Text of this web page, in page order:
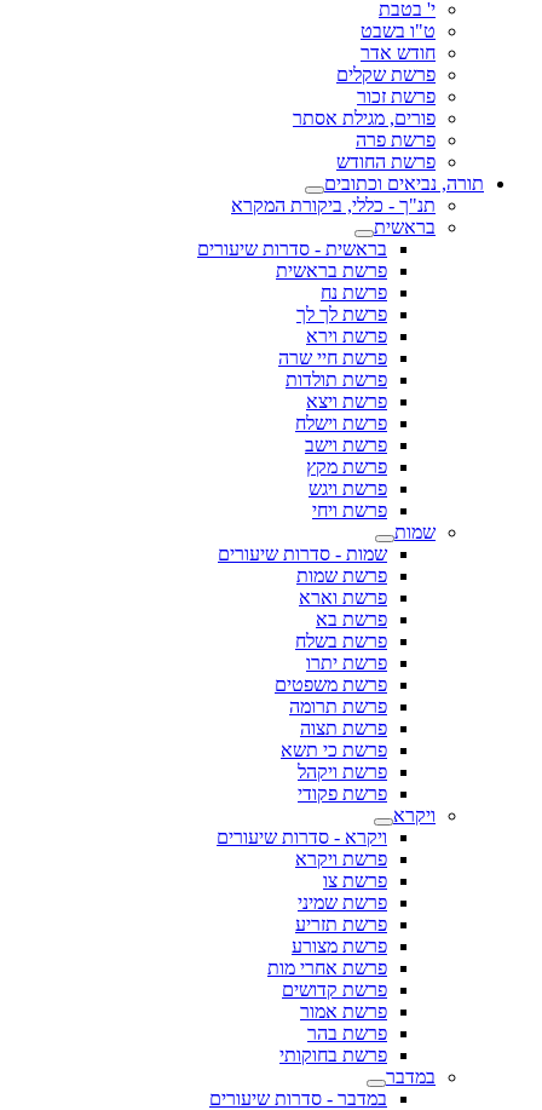
י' בטבת
ט"ו בשבט
חודש אדר
פרשת שקלים
פרשת זכור
פורים, מגילת אסתר
פרשת פרה
פרשת החודש
תורה, נביאים וכתובים
תנ"ך - כללי, ביקורת המקרא
בראשית
בראשית - סדרות שיעורים
פרשת בראשית
פרשת נח
פרשת לך לך
פרשת וירא
פרשת חיי שרה
פרשת תולדות
פרשת ויצא
פרשת וישלח
פרשת וישב
פרשת מקץ
פרשת ויגש
פרשת ויחי
שמות
שמות - סדרות שיעורים
פרשת שמות
פרשת וארא
פרשת בא
פרשת בשלח
פרשת יתרו
פרשת משפטים
פרשת תרומה
פרשת תצוה
פרשת כי תשא
פרשת ויקהל
פרשת פקודי
ויקרא
ויקרא - סדרות שיעורים
פרשת ויקרא
פרשת צו
פרשת שמיני
פרשת תזריע
פרשת מצורע
פרשת אחרי מות
פרשת קדושים
פרשת אמור
פרשת בהר
פרשת בחוקותי
במדבר
במדבר - סדרות שיעורים